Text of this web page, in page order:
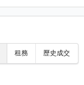
租務 歷史成交